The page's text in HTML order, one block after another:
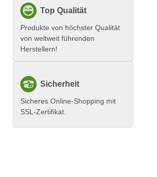
Top Qualität
Produkte von höchster Qualität
von weltweit führenden
Herstellern!
Sicherheit
Sicheres Online-Shopping mit
SSL-Zertifikat.